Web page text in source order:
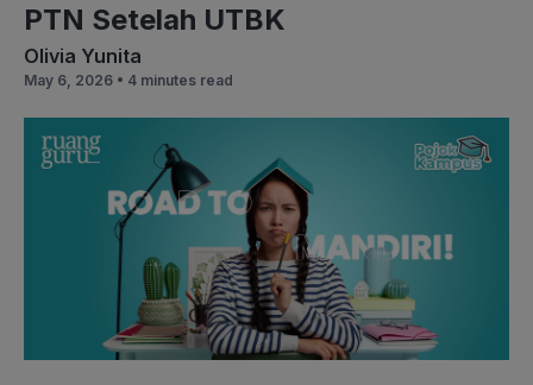
PTN Setelah UTBK
Olivia Yunita
May 6, 2026 • 4 minutes read